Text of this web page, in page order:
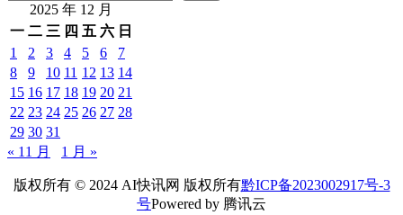
2025 年 12 月
一 二 三 四 五 六 日
1
2 3 4 5 6
7
8
9 10 11 12 13 14
15 16 17 18 19 20 21
22 23 24 25 26 27 28
29 30 31
« 11 月
1 月 »
版权所有 © 2024 AI快讯网 版权所有黔ICP备2023002917号-3
号Powered by 腾讯云